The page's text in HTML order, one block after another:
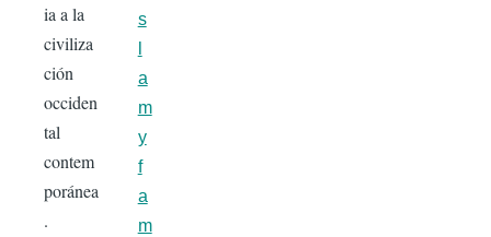
ia a la
civiliza
ción
occiden
tal
contem
poránea
.
s
a
m
y
f
a
m